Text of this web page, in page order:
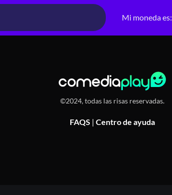
Mi moneda es:
Valdivia 55, Providencia, Chile
©2024, todas las risas reservadas.
FAQS | Centro de ayuda